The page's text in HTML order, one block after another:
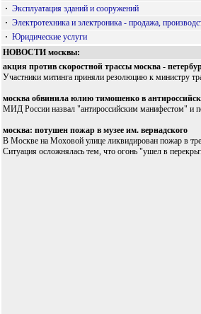
· Эксплуатация зданий и сооружений
· Электротехника и электроника - продажа,
· Юридические услуги
НОВОСТИ москвы:
акция против скоростной трассы москва -
Участники митинга приняли резолюцию к министру
москва обвинила юлию тимошенко в
МИД России назвал "антироссийским манифестом" и
москва: потушен пожар в музее им. вернадского
В Москве на Моховой улице ликвидирован пожар в
Ситуация осложнялась тем, что огонь "ушел в